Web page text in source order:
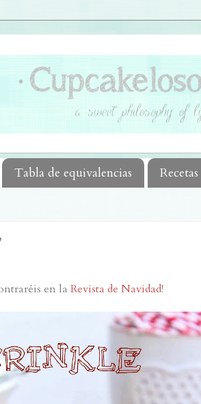
Tabla de equivalencias
en la Revista de Navidad!